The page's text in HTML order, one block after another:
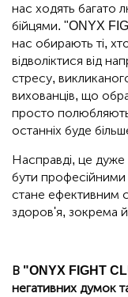
нас ходять багато
бійцями. "ONYX
нас обирають ті,
відволіктися від
стресу,
вихованців, що
просто
останніх буде
Насправді, це дуже
бути професійними
стане ефективним
здоров'я, зокрема
В "ONYX FIGHT
негативних думок